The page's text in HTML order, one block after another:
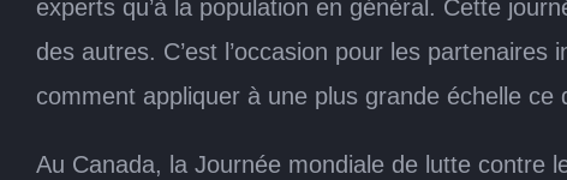
experts qu’à la population en général. Cette
des autres. C’est l’occasion pour les
comment appliquer à une plus grande échelle ce
Au Canada, la Journée mondiale de lutte contre